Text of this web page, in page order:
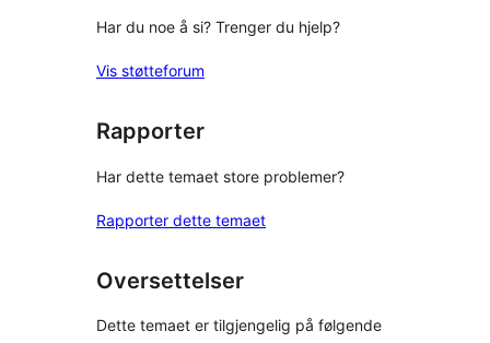
Har du noe å si? Trenger du hjelp?
Vis støtteforum
Rapporter
Har dette temaet store problemer?
Rapporter dette temaet
Oversettelser
Dette temaet er tilgjengelig på følgende